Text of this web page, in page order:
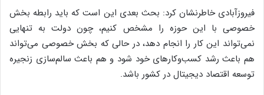
فیروزآبادی خاطرنشان کرد: بحث بعدی این است که باید رابطه بخش
خصوصی با این حوزه را مشخص کنیم، چون دولت به تنهایی
نمی‌تواند این کار را انجام دهد، در حالی که بخش خصوصی می‌تواند
هم باعث رشد کسب‌وکارهای خود شود و هم باعث سالم‌سازی زنجیره
توسعه اقتصاد دیجیتال در کشور باشد.